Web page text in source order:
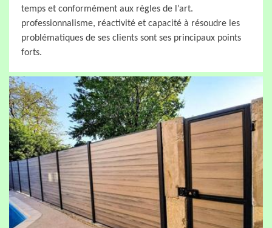
temps et conformément aux règles de l’art.
professionnalisme, réactivité et capacité à résoudre les
problématiques de ses clients sont ses principaux points
forts.